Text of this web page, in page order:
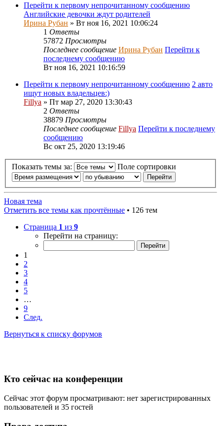
Перейти к первому непрочитанному сообщению
Английские девочки ждут родителей
Ирина Рубан » Вт ноя 16, 2021 10:06:24
1 Ответы
57872 Просмотры
Последнее сообщение Ирина Рубан Перейти к
последнему сообщению
Вт ноя 16, 2021 10:16:59
Перейти к первому непрочитанному сообщению 2 авто
ищут новых владельцев:)
Fillya » Пт мар 27, 2020 13:30:43
2 Ответы
38879 Просмотры
Последнее сообщение Fillya Перейти к последнему
сообщению
Вс окт 25, 2020 13:19:46
Показать темы за: Поле сортировки
Новая тема
Отметить все темы как прочтённые • 126 тем
Страница 1 из 9
Перейти на страницу:
1
2
3
4
5
…
9
След.
Вернуться к списку форумов
Кто сейчас на конференции
Сейчас этот форум просматривают: нет зарегистрированных
пользователей и 35 гостей